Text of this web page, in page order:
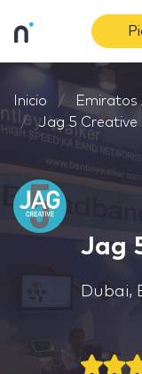
Inicio Emiratos
Jag 5 Creative
Jag
Dubai,